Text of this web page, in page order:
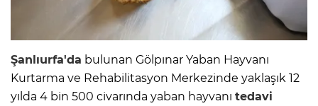
Şanlıurfa'da bulunan Gölpınar Yaban Hayvanı
Kurtarma ve Rehabilitasyon Merkezinde yaklaşık 12
yılda 4 bin 500 civarında yaban hayvanı tedavi